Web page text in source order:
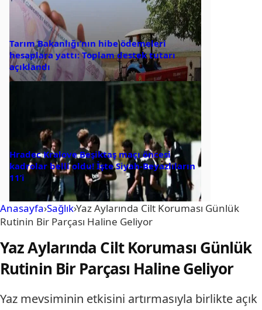
Tarım Bakanlığı’nın hibe ödemeleri
hesaplara yattı: Toplam destek tutarı
açıklandı
Hradec Kralove Beşiktaş maçı öncesi
kadrolar belli oldu! İşte Siyah-Beyazlıların
11’i
Anasayfa›Sağlık›Yaz Aylarında Cilt Koruması Günlük
Rutinin Bir Parçası Haline Geliyor
Yaz Aylarında Cilt Koruması Günlük
Rutinin Bir Parçası Haline Geliyor
Yaz mevsiminin etkisini artırmasıyla birlikte açık